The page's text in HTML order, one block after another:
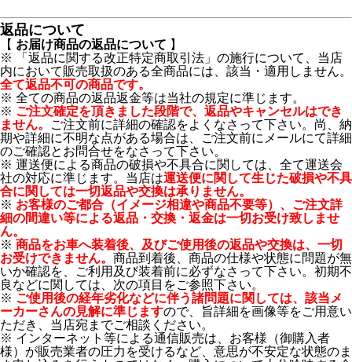
返品について
【 お届け商品の返品について 】
※ 「返品に関する改正特定商取引法」の施行について、当店
内において販売取扱のある全商品には、該当・適用しません。
全て返品不可の商品です。
※ 全ての商品の返品返金等は当社の規定に準じます。
※ ご注文確定を頂きました段階で、返品やキャンセルはでき
ません。
ご注文前に詳細の確認をよくなさって下さい。尚、納
期や詳細に不明な点がある場合は、ご注文前にメールにて詳細
のご確認とお問合せをなさって下さい。
※ 運送便による商品の破損や不具合に関しては、全て運送会
社の対応に準じます。当店は運送便に関して生じた破損や不具
合に関しては一切返品や交換は承りません。
※ お客様のご都合（イメージ相違や商品不要等）、ご注文詳
細の間違い等による返品・交換・返金は一切お受け致しませ
ん。
※ 商品をお車へ装着後、及びご使用後の返品や交換は、一切
お受けできません。 商品到着後、商品の仕様や状態に問題が無
いか確認を、ご利用及び装着前に必ずなさって下さい。初期不
良などに関しては、次の項目をご参照下さい。
※ ご使用後の経年劣化などに伴う諸問題に関しては、該当メ
ーカーさんの見解に準じますので、旨詳細を画像等をご用意い
ただき、当店宛までご相談ください。
※ インターネット等による通信販売は、お客様（御購入者
様）が販売業者の圧力を受けるなど、意思が不安定な状態のま